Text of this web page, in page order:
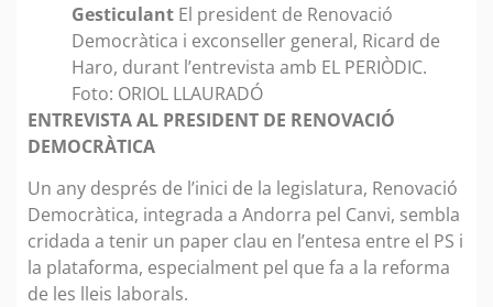
Gesticulant El president de Renovació
Democràtica i exconseller general, Ricard de
Haro, durant l’entrevista amb EL PERIÒDIC.
Foto: ORIOL LLAURADÓ
ENTREVISTA AL PRESIDENT DE RENOVACIÓ
DEMOCRÀTICA
Un any després de l’inici de la legislatura, Renovació
Democràtica, integrada a Andorra pel Canvi, sembla
cridada a tenir un paper clau en l’entesa entre el PS i
la plataforma, especialment pel que fa a la reforma
de les lleis laborals.